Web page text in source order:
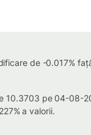
de -0.017%
10.3703 pe 04-08-
a valorii.